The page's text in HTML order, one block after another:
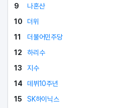
9 나혼산
10 더위
11 더불어민주당
12 하리수
13 지수
14 데뷔10주년
15 SK하이닉스